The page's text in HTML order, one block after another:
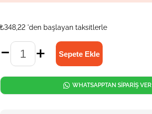
₺348,22 'den başlayan taksitlerle
WHATSAPPTAN SİPARİŞ VER